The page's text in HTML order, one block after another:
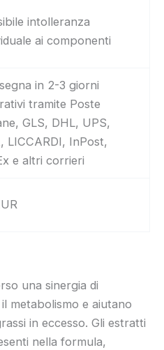
intolleranza
ai componenti
in 2-3 giorni
tramite Poste
GLS, DHL, UPS,
LICCARDI, InPost,
e altri corrieri
una sinergia di
metabolismo e aiutano
in eccesso. Gli estratti
nella formula,